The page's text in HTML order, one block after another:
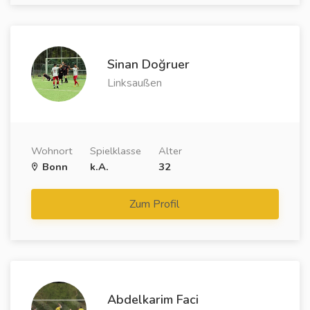
Sinan Doğruer
Linksaußen
Wohnort
Bonn
Spielklasse
k.A.
Alter
32
Zum Profil
Abdelkarim Faci